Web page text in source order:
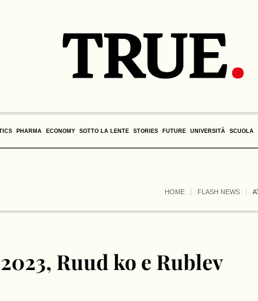
PHARMA ECONOMY SOTTO LA LENTE STORIES FUTURE UNIVERSITÀ SCUOLA
HOME FLASH NEWS
Ruud ko e Rublev